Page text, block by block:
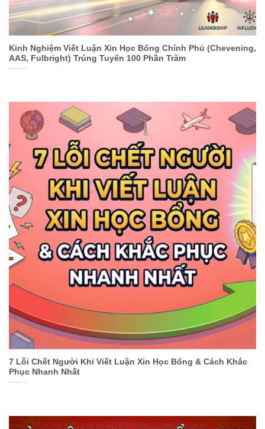
Kinh Nghiệm Viết Luận Xin Học Bổng Chính Phủ (Chevening,
AAS, Fulbright) Trúng Tuyển 100 Phần Trăm
7 Lỗi Chết Người Khi Viết Luận Xin Học Bổng & Cách Khắc
Phục Nhanh Nhất